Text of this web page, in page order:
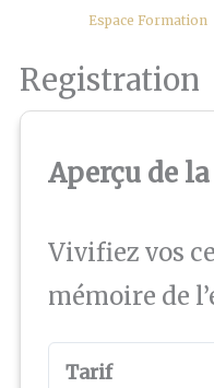
Espace Formation
Registration
Aperçu de
Vivifiez vos
mémoire de
Tarif